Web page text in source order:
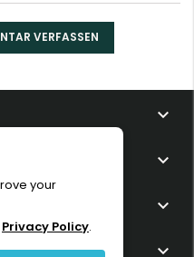
VERFASSEN




your
Privacy Policy.